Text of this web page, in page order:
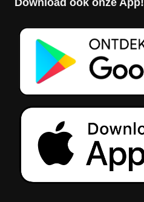
Download ook onze App!